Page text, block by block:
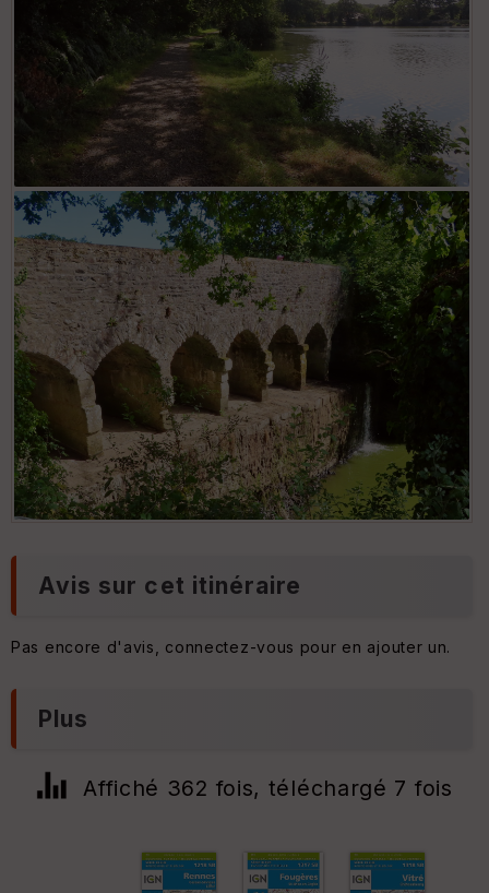
Avis sur cet itinéraire
Pas encore d'avis, connectez-vous pour en ajouter un.
Plus
Affiché 362 fois, téléchargé 7 fois